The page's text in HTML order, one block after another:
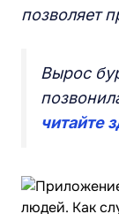
позволяет
Вырос
читайте